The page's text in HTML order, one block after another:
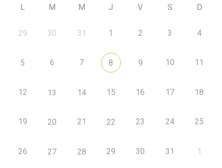
L M M J V S D
29 30 31 1 2 3 4
5 6 7 8 9 10 11
12 13 14 15 16 17 18
19 20 21 22 23 24 25
26 27 28 29 30 31 1